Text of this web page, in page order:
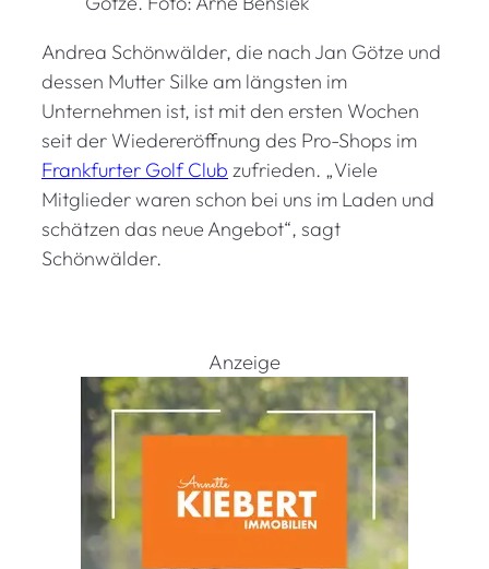
Andrea Schönwälder, die nach Jan Götze und
dessen Mutter Silke am längsten im
Unternehmen ist, ist mit den ersten Wochen
seit der Wiedereröffnung des Pro-Shops im
Frankfurter Golf Club zufrieden. „Viele
Mitglieder waren schon bei uns im Laden und
schätzen das neue Angebot“, sagt
Schönwälder.
Anzeige